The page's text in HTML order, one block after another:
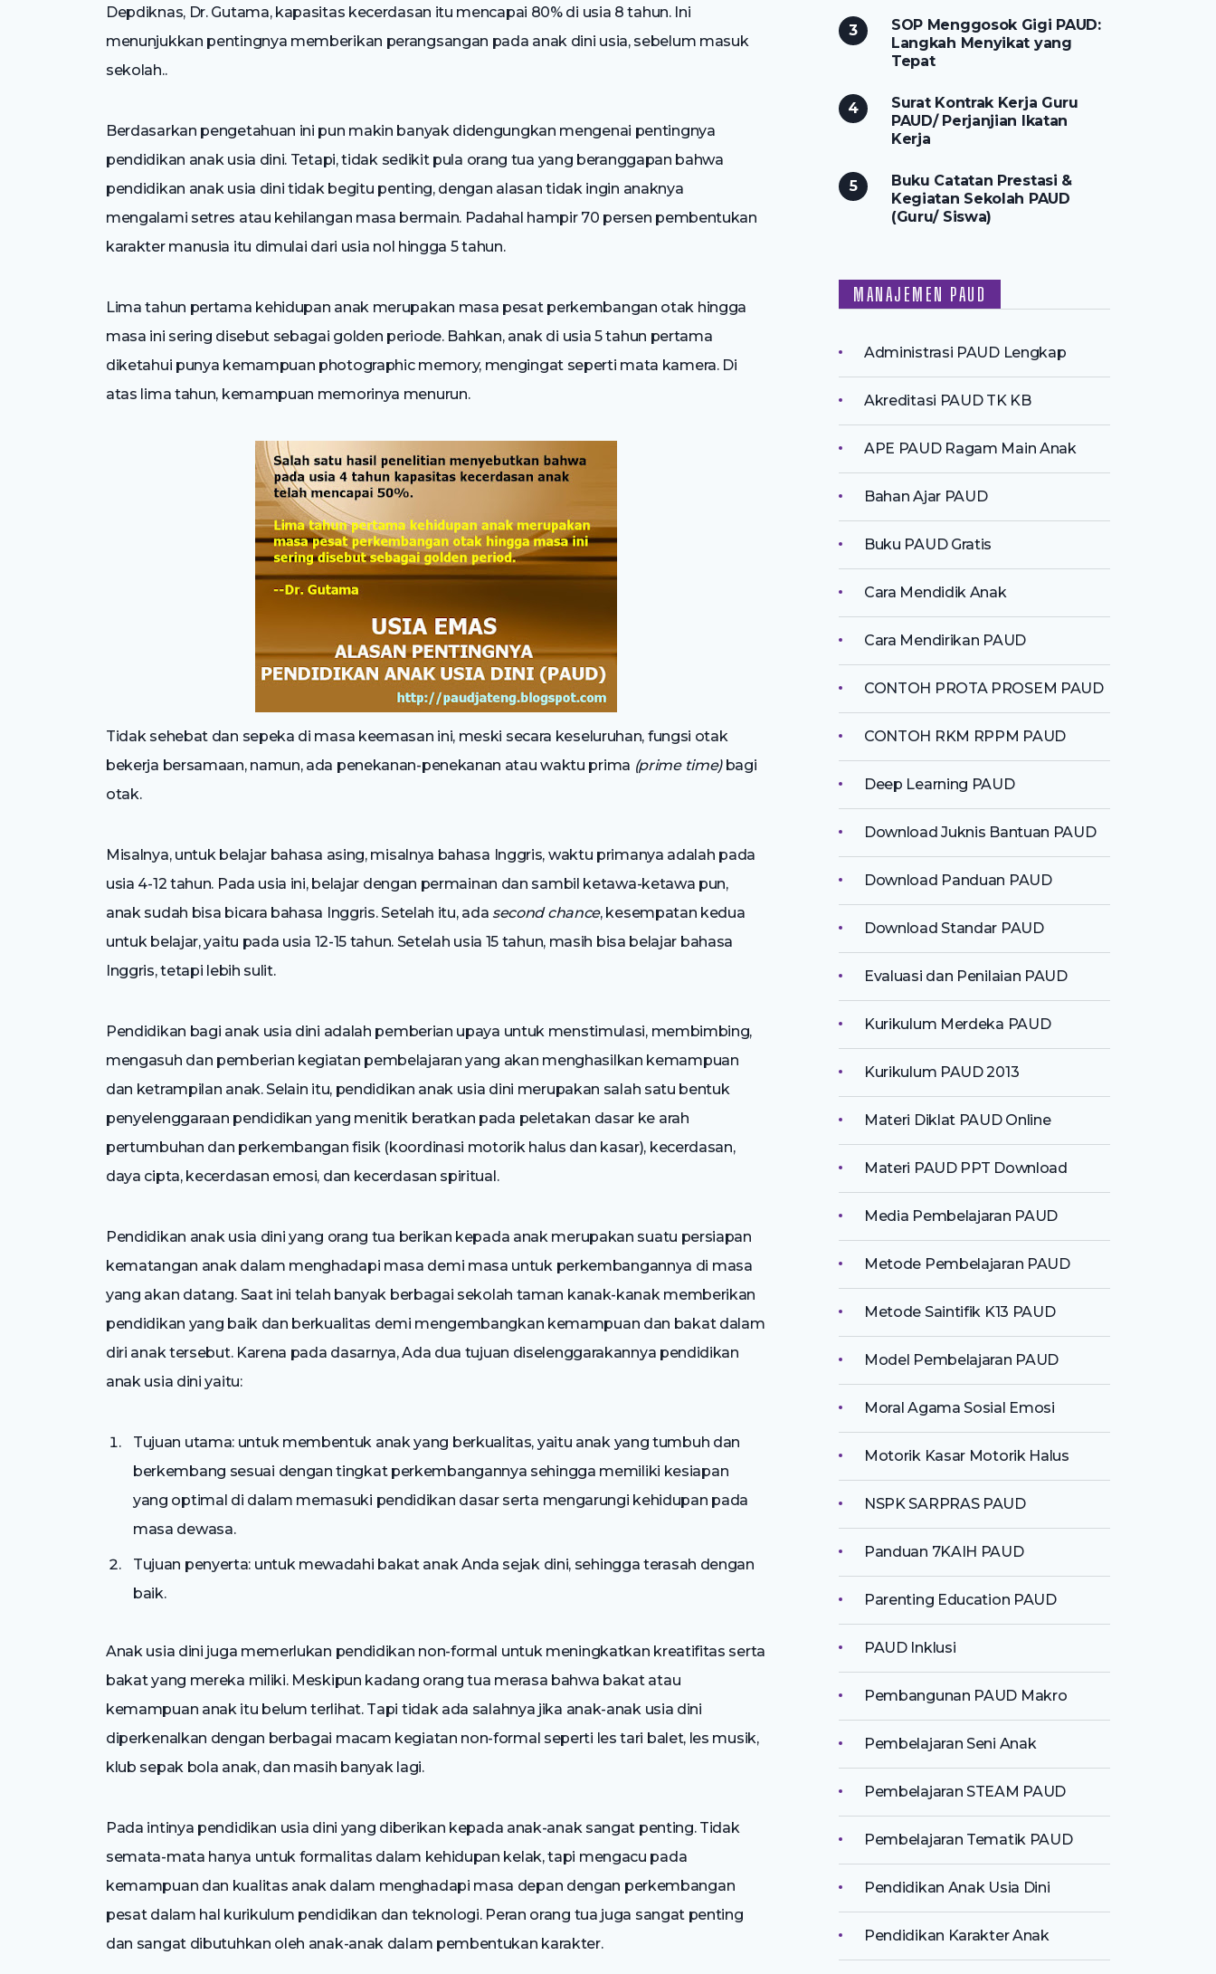
Depdiknas, Dr. Gutama, kapasitas kecerdasan itu mencapai 80% di usia 8 tahun. Ini
menunjukkan pentingnya memberikan perangsangan pada anak dini usia, sebelum masuk
sekolah..
Berdasarkan pengetahuan ini pun makin banyak didengungkan mengenai pentingnya
pendidikan anak usia dini. Tetapi, tidak sedikit pula orang tua yang beranggapan bahwa
pendidikan anak usia dini tidak begitu penting, dengan alasan tidak ingin anaknya
mengalami setres atau kehilangan masa bermain. Padahal hampir 70 persen pembentukan
karakter manusia itu dimulai dari usia nol hingga 5 tahun.
Lima tahun pertama kehidupan anak merupakan masa pesat perkembangan otak hingga
masa ini sering disebut sebagai golden periode. Bahkan, anak di usia 5 tahun pertama
diketahui punya kemampuan photographic memory, mengingat seperti mata kamera. Di
atas lima tahun, kemampuan memorinya menurun.
Tidak sehebat dan sepeka di masa keemasan ini, meski secara keseluruhan, fungsi otak
bekerja bersamaan, namun, ada penekanan-penekanan atau waktu prima (prime time)bagi
otak.
Misalnya, untuk belajar bahasa asing, misalnya bahasa Inggris, waktu primanya adalah pada
usia 4-12 tahun. Pada usia ini, belajar dengan permainan dan sambil ketawa-ketawa pun,
anak sudah bisa bicara bahasa Inggris. Setelah itu, ada second chance, kesempatan kedua
untuk belajar, yaitu pada usia 12-15 tahun. Setelah usia 15 tahun, masih bisa belajar bahasa
Inggris, tetapi lebih sulit.
Pendidikan bagi anak usia dini adalah pemberian upaya untuk menstimulasi, membimbing,
mengasuh dan pemberian kegiatan pembelajaran yang akan menghasilkan kemampuan
dan ketrampilan anak. Selain itu, pendidikan anak usia dini merupakan salah satu bentuk
penyelenggaraan pendidikan yang menitik beratkan pada peletakan dasar ke arah
pertumbuhan dan perkembangan fisik (koordinasi motorik halus dan kasar), kecerdasan,
daya cipta, kecerdasan emosi, dan kecerdasan spiritual.
Pendidikan anak usia dini yang orang tua berikan kepada anak merupakan suatu persiapan
kematangan anak dalam menghadapi masa demi masa untuk perkembangannya di masa
yang akan datang. Saat ini telah banyak berbagai sekolah taman kanak-kanak memberikan
pendidikan yang baik dan berkualitas demi mengembangkan kemampuan dan bakat dalam
diri anak tersebut. Karena pada dasarnya, Ada dua tujuan diselenggarakannya pendidikan
anak usia dini yaitu:
Tujuan utama: untuk membentuk anak yang berkualitas, yaitu anak yang tumbuh dan
berkembang sesuai dengan tingkat perkembangannya sehingga memiliki kesiapan
yang optimal di dalam memasuki pendidikan dasar serta mengarungi kehidupan pada
masa dewasa.
Tujuan penyerta: untuk mewadahi bakat anak Anda sejak dini, sehingga terasah dengan
baik.
Anak usia dini juga memerlukan pendidikan non-formal untuk meningkatkan kreatifitas serta
bakat yang mereka miliki. Meskipun kadang orang tua merasa bahwa bakat atau
kemampuan anak itu belum terlihat. Tapi tidak ada salahnya jika anak-anak usia dini
diperkenalkan dengan berbagai macam kegiatan non-formal seperti les tari balet, les musik,
klub sepak bola anak, dan masih banyak lagi.
Pada intinya pendidikan usia dini yang diberikan kepada anak-anak sangat penting. Tidak
semata-mata hanya untuk formalitas dalam kehidupan kelak, tapi mengacu pada
kemampuan dan kualitas anak dalam menghadapi masa depan dengan perkembangan
pesat dalam hal kurikulum pendidikan dan teknologi. Peran orang tua juga sangat penting
dan sangat dibutuhkan oleh anak-anak dalam pembentukan karakter.
SOP Menggosok Gigi PAUD:
Langkah Menyikat yang
Tepat
Surat Kontrak Kerja Guru
PAUD/ Perjanjian Ikatan
Kerja
Buku Catatan Prestasi &
Kegiatan Sekolah PAUD
(Guru/ Siswa)
MANAJEMEN PAUD
Administrasi PAUD Lengkap
Akreditasi PAUD TK KB
APE PAUD Ragam Main Anak
Bahan Ajar PAUD
Buku PAUD Gratis
Cara Mendidik Anak
Cara Mendirikan PAUD
CONTOH PROTA PROSEM PAUD
CONTOH RKM RPPM PAUD
Deep Learning PAUD
Download Juknis Bantuan PAUD
Download Panduan PAUD
Download Standar PAUD
Evaluasi dan Penilaian PAUD
Kurikulum Merdeka PAUD
Kurikulum PAUD 2013
Materi Diklat PAUD Online
Materi PAUD PPT Download
Media Pembelajaran PAUD
Metode Pembelajaran PAUD
Metode Saintifik K13 PAUD
Model Pembelajaran PAUD
Moral Agama Sosial Emosi
Motorik Kasar Motorik Halus
NSPK SARPRAS PAUD
Panduan 7KAIH PAUD
Parenting Education PAUD
PAUD Inklusi
Pembangunan PAUD Makro
Pembelajaran Seni Anak
Pembelajaran STEAM PAUD
Pembelajaran Tematik PAUD
Pendidikan Anak Usia Dini
Pendidikan Karakter Anak